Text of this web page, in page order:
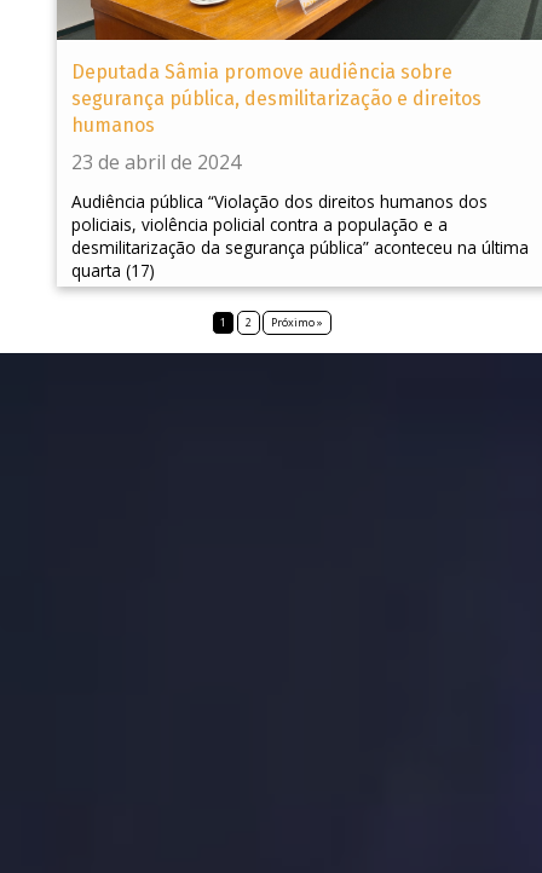
Deputada Sâmia promove audiência sobre
segurança pública, desmilitarização e direitos
humanos
23 de abril de 2024
Audiência pública “Violação dos direitos humanos dos
policiais, violência policial contra a população e a
desmilitarização da segurança pública” aconteceu na última
quarta (17)
1 2 Próximo »